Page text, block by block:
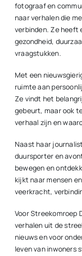
fotograaf en
naar verhalen die
verbinden. Ze heeft
gezondheid,
vraagstukken.
Met een
ruimte aan
Ze vindt het
gebeurt, maar ook
verhaal zijn en
Naast haar
duursporter en
bewegen en
kijkt naar mensen
veerkracht,
Voor Streekomroep
verhalen uit de
nieuws en voor
leven van inwoners